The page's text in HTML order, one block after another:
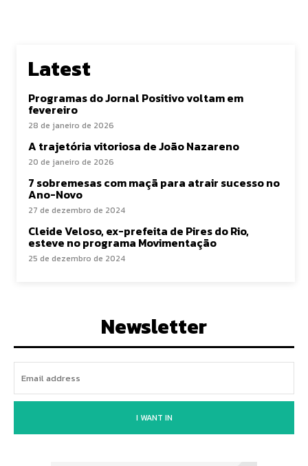
Latest
Programas do Jornal Positivo voltam em
fevereiro
28 de janeiro de 2026
A trajetória vitoriosa de João Nazareno
20 de janeiro de 2026
7 sobremesas com maçã para atrair sucesso no
Ano-Novo
27 de dezembro de 2024
Cleide Veloso, ex-prefeita de Pires do Rio,
esteve no programa Movimentação
25 de dezembro de 2024
Newsletter
I WANT IN